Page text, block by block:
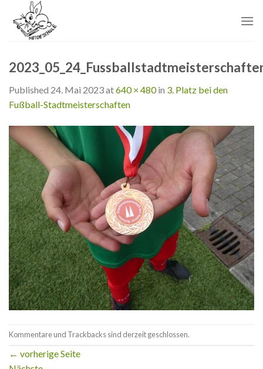
content
Published 24. Mai 2023at640 × 480in 3. Platz bei den
Fußball-Stadtmeisterschaften
Kommentare und Trackbacks sind derzeit geschlossen.
← vorherige Seite